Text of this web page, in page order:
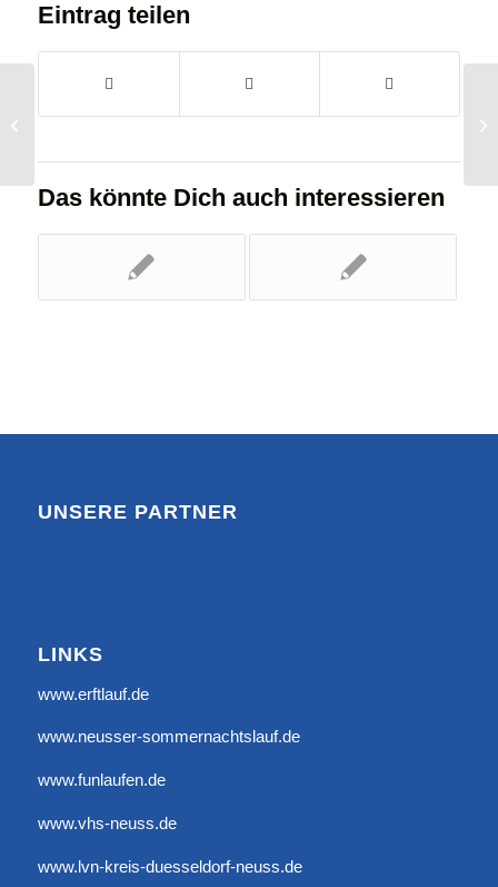
Eintrag teilen
Das könnte Dich auch interessieren
UNSERE PARTNER
LINKS
www.erftlauf.de
www.neusser-sommernachtslauf.de
www.funlaufen.de
www.vhs-neuss.de
www.lvn-kreis-duesseldorf-neuss.de